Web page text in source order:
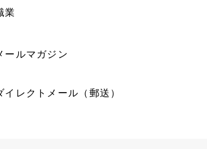
業
ールマガジン
イレクトメール（郵送）